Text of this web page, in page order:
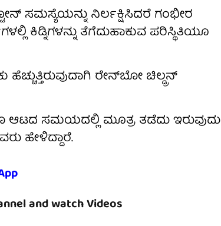
ಸಮಸ್ಯೆಯನ್ನು ನಿರ್ಲಕ್ಷಿಸಿದರೆ ಗಂಭೀರ
ಕಿಡ್ನಿಗಳನ್ನು ತೆಗೆದುಹಾಕುವ ಪರಿಸ್ಥಿತಿಯೂ
ರೇನ್‌ಬೋ ಚಿಲ್ಡ್ರನ್
ಸಮಯದಲ್ಲಿ ಮೂತ್ರ ತಡೆದು ಇರುವುದು
ಹೇಳಿದ್ದಾರೆ.
and watch Videos